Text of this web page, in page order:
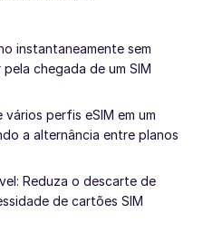
instantaneamente sem
chegada de um SIM
perfis eSIM em um
a alternância entre planos
Reduza o descarte de
de cartões SIM